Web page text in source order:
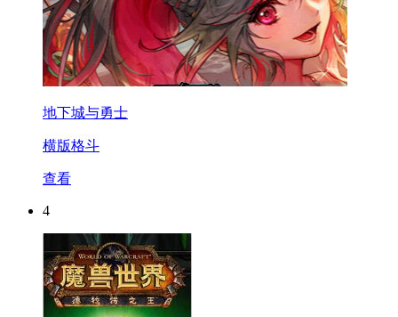
地下城与勇士
横版格斗
查看
4